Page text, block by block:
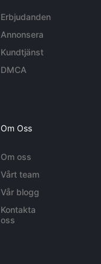
Erbjudanden
Annonsera
Kundtjänst
DMCA
Om Oss
Om oss
Vårt team
Vår blogg
Kontakta
oss